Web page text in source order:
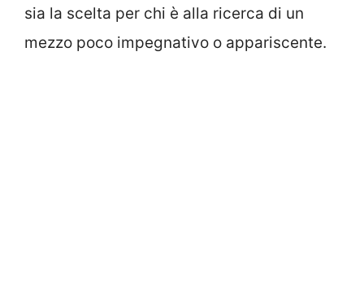
sia la scelta per chi è alla ricerca di un
mezzo poco impegnativo o appariscente.